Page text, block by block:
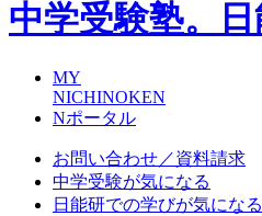
MY
NICHINOKEN
Nポータル
お問い合わせ／資料請求
中学受験が気になる
日能研での学びが気になる